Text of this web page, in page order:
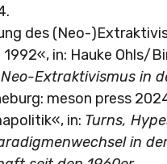
des (Neo-
«, in: Hauke Ohls/
Extraktivismus in
meson press
in: Turns,
in